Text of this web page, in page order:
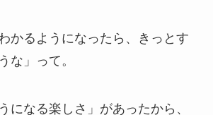
かるようになったら、きっとす
な」って。
になる楽しさ」があったから、